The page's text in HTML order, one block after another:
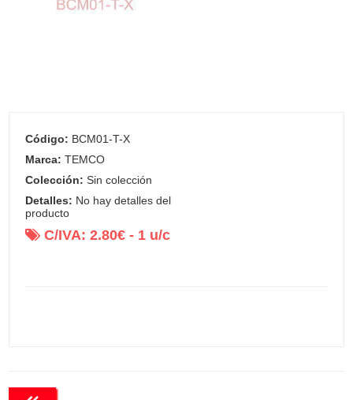
Código: BCM01-T-X
Marca: TEMCO
Colección: Sin colección
Detalles: No hay detalles del
producto
C/IVA:2.80€ - 1 u/c